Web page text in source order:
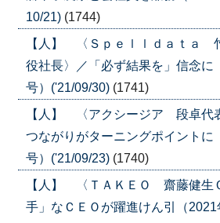
10/21) (1744)
【人】 〈Ｓｐｅｌｌｄａｔａ
役社長〉／「必ず結果を」信念に
号）('21/09/30) (1741)
【人】 〈アクシージア 段卓代
つながりがターニングポイントに
号）('21/09/23) (1740)
【人】 〈ＴＡＫＥＯ 齋藤健生
手」なＣＥＯが躍進けん引（2021